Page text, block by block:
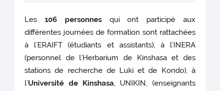
Les 106 personnes qui ont participé aux
différentes journées de formation sont rattachées
à l’ERAIFT (étudiants et assistants), à l’INERA
(personnel de l’Herbarium de Kinshasa et des
stations de recherche de Luki et de Kondo), à
l’Université de Kinshasa, UNIKIN, (enseignants